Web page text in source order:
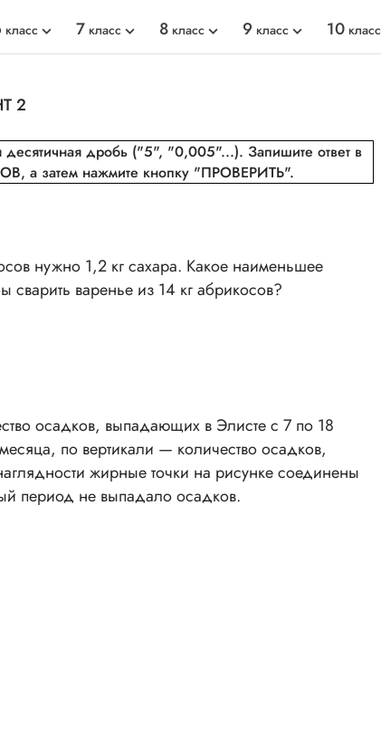
класс 7 класс 8 класс 9 класс 10 класс
2
десятичная дробь ("5", "0,005"...). Запишите ответ в
затем нажмите кнопку "ПРОВЕРИТЬ".
нужно 1,2 кг сахара. Какое наименьшее
сварить варенье из 14 кг абрикосов?
осадков, выпадающих в Элисте с 7 по 18
по вертикали — количество осадков,
жирные точки на рисунке соединены
период не выпадало осадков.